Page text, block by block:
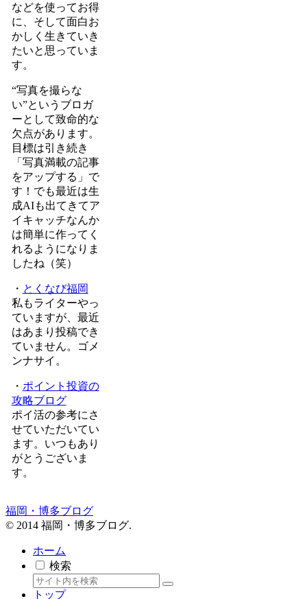
などを使ってお得
に、そして面白お
かしく生きていき
たいと思っていま
す。
“写真を撮らな
い”というブロガ
ーとして致命的な
欠点があります。
目標は引き続き
「写真満載の記事
をアップする」で
す！でも最近は生
成AIも出てきてア
イキャッチなんか
は簡単に作ってく
れるようになりま
したね（笑）
・ とくなび福岡
私もライターやっ
ていますが、最近
はあまり投稿でき
ていません。ゴメ
ンナサイ。
・ ポイント投資の
攻略ブログ
ポイ活の参考にさ
せていただいてい
ます。いつもあり
がとうございま
す。
福岡・博多ブログ
© 2014 福岡・博多ブログ.
ホーム
検索
トップ